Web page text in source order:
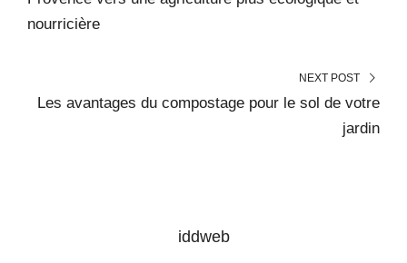
nourricière
NEXT POST
Les avantages du compostage pour le sol de votre
jardin
iddweb